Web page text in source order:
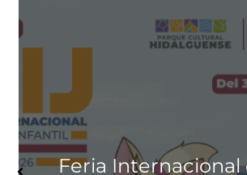
Feria Internacional